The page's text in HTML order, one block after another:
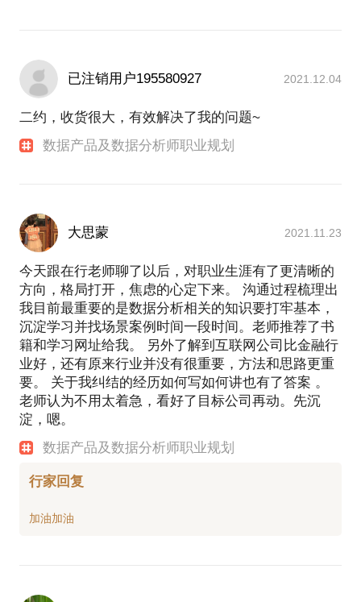
已注销用户195580927 2021.12.04
二约，收货很大，有效解决了我的问题~
数据产品及数据分析师职业规划
大思蒙 2021.11.23
今天跟在行老师聊了以后，对职业生涯有了更清晰的
方向，格局打开，焦虑的心定下来。 沟通过程梳理出
我目前最重要的是数据分析相关的知识要打牢基本，
沉淀学习并找场景案例时间一段时间。老师推荐了书
籍和学习网址给我。 另外了解到互联网公司比金融行
业好，还有原来行业并没有很重要，方法和思路更重
要。 关于我纠结的经历如何写如何讲也有了答案 。
老师认为不用太着急，看好了目标公司再动。先沉
淀，嗯。
数据产品及数据分析师职业规划
行家回复